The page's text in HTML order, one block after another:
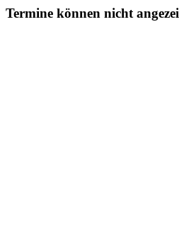
Termine können nicht